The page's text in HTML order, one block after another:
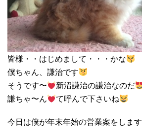
皆様・・はじめまして・・・かな
僕ちゃん、謙治です
そうです〜
新沼謙治の謙治なのだ
謙ちゃ〜ん
て呼んで下さいね
今日は僕が年末年始の営業案をします